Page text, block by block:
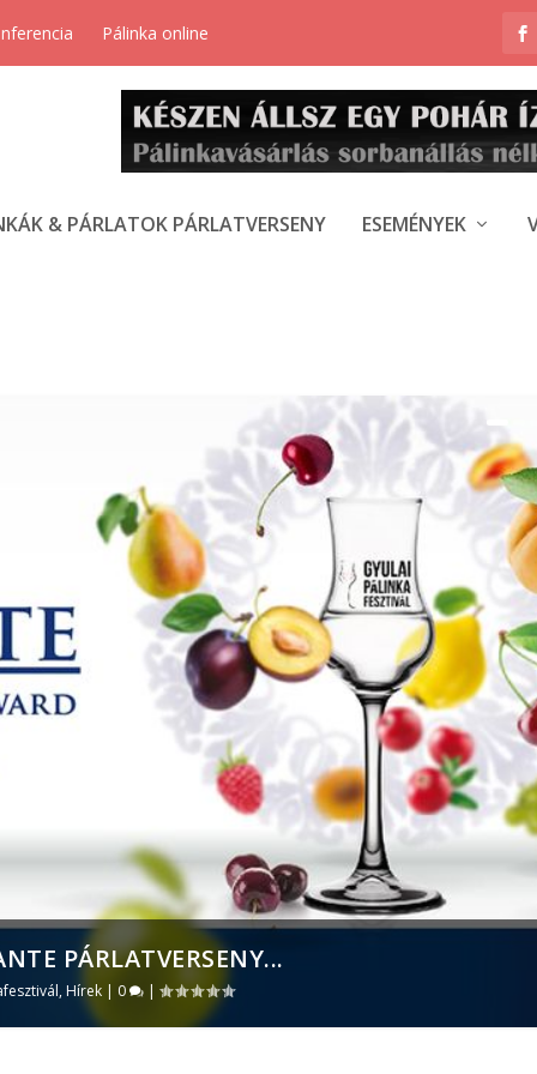
Pálinka online
& PÁRLATOK PÁRLATVERSENY ESEMÉNYEK
PÁRLATVERSENY...
, Hírek | 0 |